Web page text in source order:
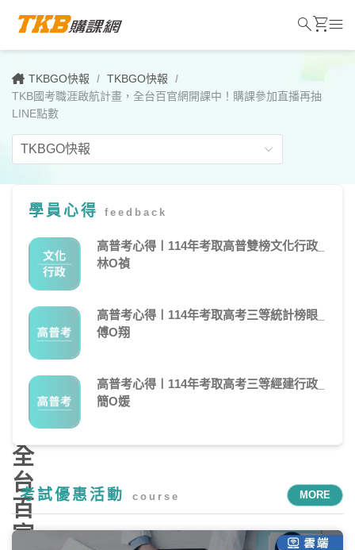
TKBGO快報 / TKBGO快報
/
TKB國考職涯啟航計畫，全台百官網開課中！購課參加直播再抽
LINE點數
TKB
國
啟
航
畫，
全
台
百
官
學員心得 feedback
高普考心得〡114年考取高普雙榜文化行政_
林O禎
高普考心得〡114年考取高考三等統計榜眼_
傅O翔
高普考心得〡114年考取高考三等經建行政_
簡O媛
考試優惠活動 course MORE
searchshopping_cartmenu